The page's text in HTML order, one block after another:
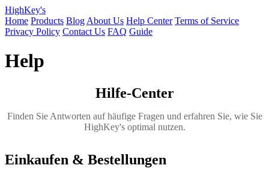
HighKey's
Home Products Blog About Us Help Center Terms of Service
Privacy Policy Contact Us FAQ Guide
Help
Hilfe-Center
Finden Sie Antworten auf häufige Fragen und erfahren Sie, wie Sie
HighKey's optimal nutzen.
Einkaufen & Bestellungen